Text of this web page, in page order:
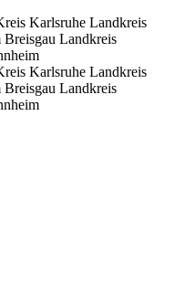
Karlsruhe Landkreis
Landkreis
Karlsruhe Landkreis
Landkreis